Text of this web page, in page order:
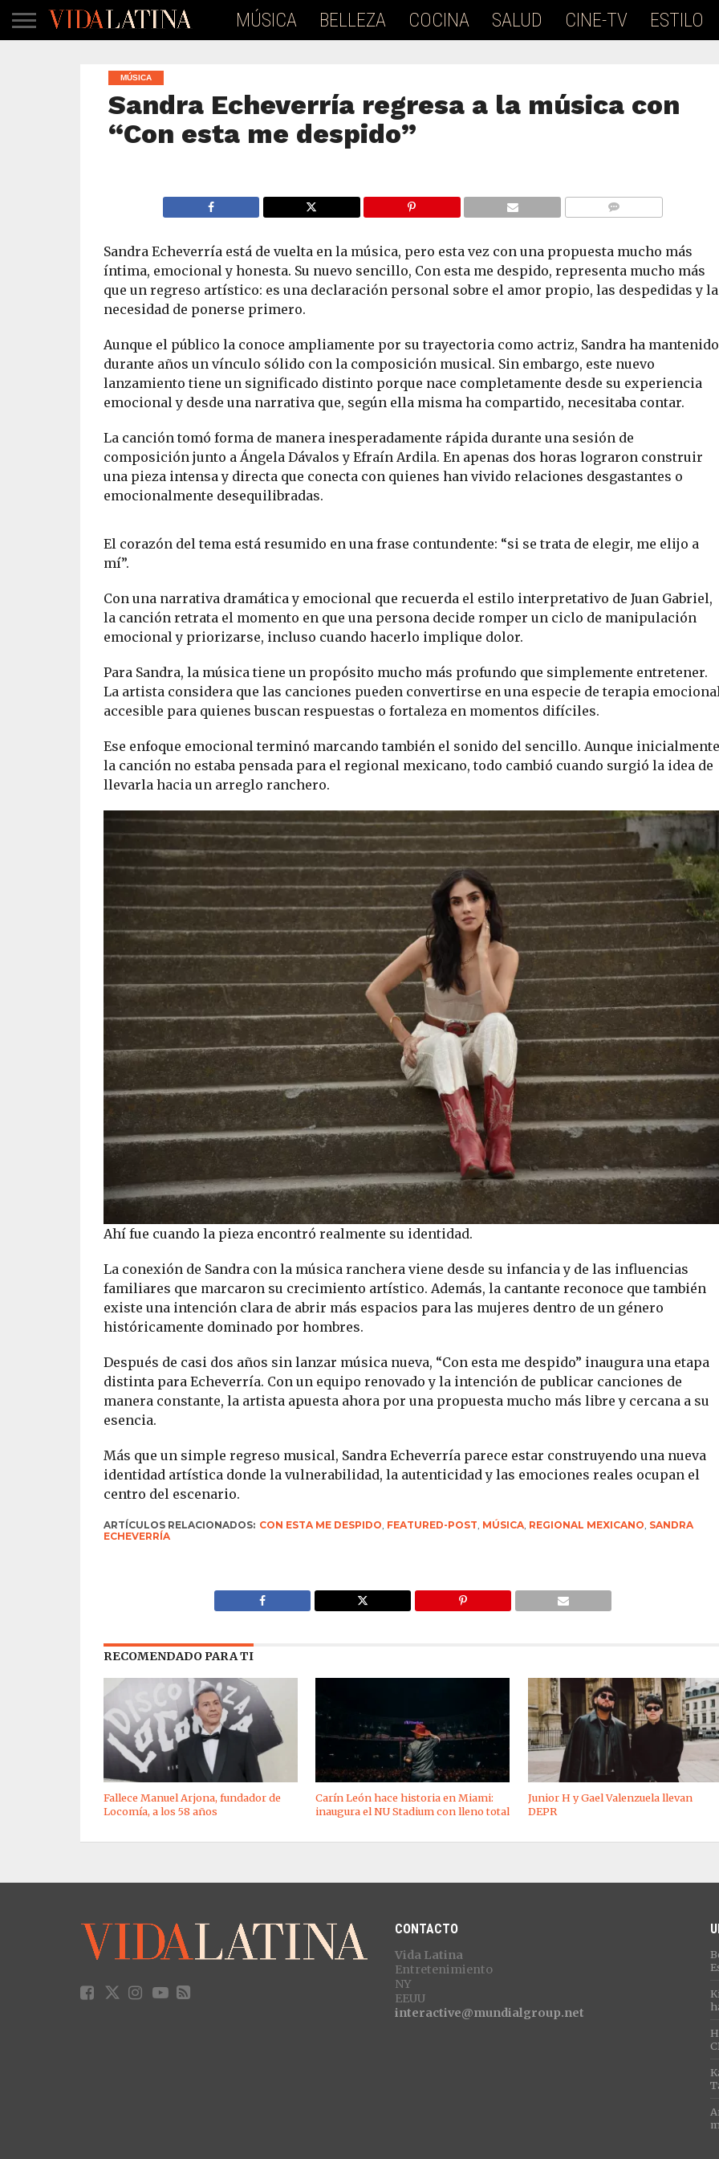
MÚSICA BELLEZA COCINA SALUD CINE-TV ESTILO
MÚSICA
Sandra Echeverría regresa a la música con
“Con esta me despido”
Sandra Echeverría está de vuelta en la música, pero esta vez con una propuesta mucho más
íntima, emocional y honesta. Su nuevo sencillo, Con esta me despido, representa mucho más
que un regreso artístico: es una declaración personal sobre el amor propio, las despedidas y la
necesidad de ponerse primero.
Aunque el público la conoce ampliamente por su trayectoria como actriz, Sandra ha mantenido
durante años un vínculo sólido con la composición musical. Sin embargo, este nuevo
lanzamiento tiene un significado distinto porque nace completamente desde su experiencia
emocional y desde una narrativa que, según ella misma ha compartido, necesitaba contar.
La canción tomó forma de manera inesperadamente rápida durante una sesión de
composición junto a Ángela Dávalos y Efraín Ardila. En apenas dos horas lograron construir
una pieza intensa y directa que conecta con quienes han vivido relaciones desgastantes o
emocionalmente desequilibradas.
El corazón del tema está resumido en una frase contundente: “si se trata de elegir, me elijo a
mí”.
Con una narrativa dramática y emocional que recuerda el estilo interpretativo de Juan Gabriel,
la canción retrata el momento en que una persona decide romper un ciclo de manipulación
emocional y priorizarse, incluso cuando hacerlo implique dolor.
Para Sandra, la música tiene un propósito mucho más profundo que simplemente entretener.
La artista considera que las canciones pueden convertirse en una especie de terapia
accesible para quienes buscan respuestas o fortaleza en momentos difíciles.
Ese enfoque emocional terminó marcando también el sonido del sencillo. Aunque inicialmente
la canción no estaba pensada para el regional mexicano, todo cambió cuando surgió la idea de
llevarla hacia un arreglo ranchero.
Ahí fue cuando la pieza encontró realmente su identidad.
La conexión de Sandra con la música ranchera viene desde su infancia y de las influencias
familiares que marcaron su crecimiento artístico. Además, la cantante reconoce que también
existe una intención clara de abrir más espacios para las mujeres dentro de un género
históricamente dominado por hombres.
Después de casi dos años sin lanzar música nueva, “Con esta me despido” inaugura una etapa
distinta para Echeverría. Con un equipo renovado y la intención de publicar canciones de
manera constante, la artista apuesta ahora por una propuesta mucho más libre y cercana a su
esencia.
Más que un simple regreso musical, Sandra Echeverría parece estar construyendo una nueva
identidad artística donde la vulnerabilidad, la autenticidad y las emociones reales ocupan el
centro del escenario.
ARTÍCULOS RELACIONADOS: CON ESTA ME DESPIDO, FEATURED-POST, MÚSICA, REGIONAL MEXICANO, SANDRA
ECHEVERRÍA
RECOMENDADO PARA TI
Fallece Manuel Arjona, fundador de
Locomía, a los 58 años
Carín León hace historia en Miami:
inaugura el NU Stadium con lleno total
Junior H y Gael Valenzuela llevan
DEPR
CONTACTO
Vida Latina
Entretenimiento
NY
EEUU
interactive@mundialgroup.net